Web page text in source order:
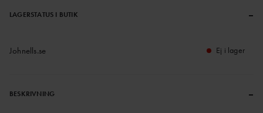
LAGERSTATUS I BUTIK –
Johnells.se Ej i lager
BESKRIVNING –